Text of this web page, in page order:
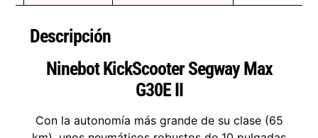
Descripción
Ninebot KickScooter Segway Max
G30E II
Con la autonomía más grande de su clase (65